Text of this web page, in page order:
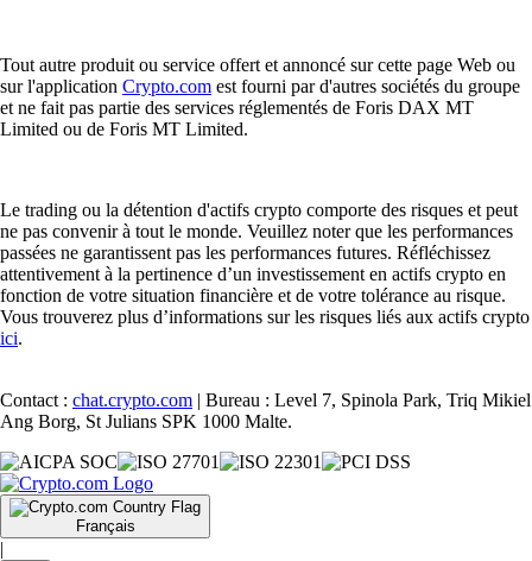
Tout autre produit ou service offert et annoncé sur cette page Web ou
sur l'application Crypto.com est fourni par d'autres sociétés du groupe
et ne fait pas partie des services réglementés de Foris DAX MT
Limited ou de Foris MT Limited.
Le trading ou la détention d'actifs crypto comporte des risques et peut
ne pas convenir à tout le monde. Veuillez noter que les performances
passées ne garantissent pas les performances futures. Réfléchissez
attentivement à la pertinence d’un investissement en actifs crypto en
fonction de votre situation financière et de votre tolérance au risque.
Vous trouverez plus d’informations sur les risques liés aux actifs crypto
ici.
Contact : chat.crypto.com | Bureau : Level 7, Spinola Park, Triq Mikiel
Ang Borg, St Julians SPK 1000 Malte.
Français
|